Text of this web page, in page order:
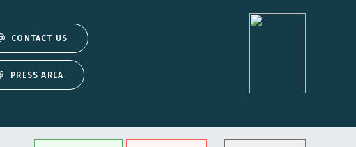
CONTACT US
PRESS AREA